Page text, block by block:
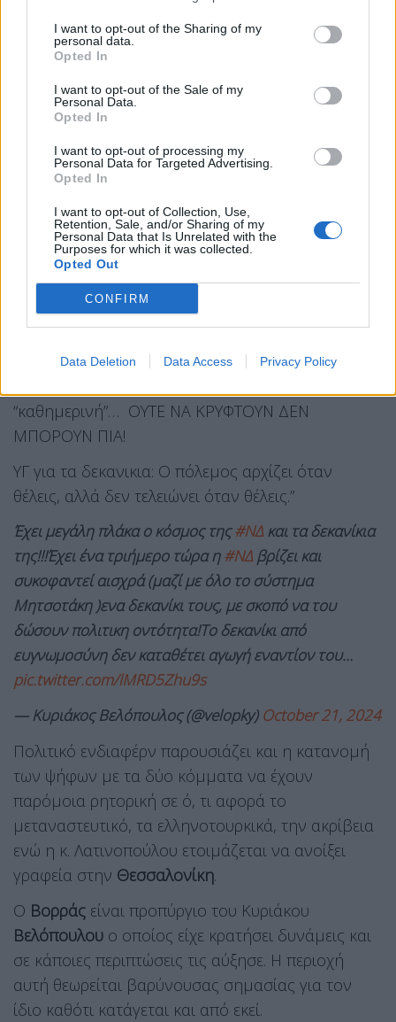
I want to opt-out of the Sharing of my
personal data.
Opted In
I want to opt-out of the Sale of my
Personal Data.
Opted In
I want to opt-out of processing my
Personal Data for Targeted Advertising.
Opted In
I want to opt-out of Collection, Use,
Retention, Sale, and/or Sharing of my
Personal Data that Is Unrelated with the
Purposes for which it was collected.
Opted Out
CONFIRM
Data Deletion Data Access Privacy Policy
“Έχει μεγάλη πλάκα ο κόσμος της #ΝΔ και τα
βρίζει και συκοφαντεί αισχρά (μαζί με όλο το
σύστημα Μητσοτάκη )ενα δεκανίκι τους, με σκοπό
να του δώσουν πολιτικη οντότητα! Το δεκανίκι
από ευγνωμοσύνη δεν καταθέτει αγωγή εναντίον
του ευεργετη-υβριστη(πως να το κανει) αλλα
καταθέτει αγωγή για γέλια, έναντιον της ΕΛ, που
έχει κηρύξει ανένδοτο στον Μητσοτακισμό εδώ
και μήνες. Παρεμπιπτόντως ολα τα ελεγχομενα
μμε απο την #νδ κάνουν σημαια την αγωγη του
δεκανικιου !!!
Το κερασάκι ; Ταυτοχρονα ειδικο αφιέρωμα στο
“καθημερινή”… ΟΥΤΕ ΝΑ ΚΡΥΦΤΟΥΝ ΔΕΝ
ΜΠΟΡΟΥΝ ΠΙΑ!
ΥΓ για τα δεκανικια: Ο πόλεμος αρχίζει όταν
θέλεις, αλλά δεν τελειώνει όταν θέλεις.”
Έχει μεγάλη πλάκα ο κόσμος της#ΝΔ και τα δεκανίκια
της!!!Έχει ένα τριήμερο τώρα η#ΝΔ βρίζει και
συκοφαντεί αισχρά (μαζί με όλο το σύστημα
Μητσοτάκη )ενα δεκανίκι τους, με σκοπό να του
δώσουν πολιτικη οντότητα!Το δεκανίκι από
ευγνωμοσύνη δεν καταθέτει αγωγή εναντίον του…
pic.twitter.com/lMRD5Zhu9s
— Κυριάκος Βελόπουλος (@velopky) October 21, 2024
Πολιτικό ενδιαφέρν παρουσιάζει και η κατανομή
των ψήφων με τα δύο κόμματα να έχουν
παρόμοια ρητορική σε ό, τι αφορά το
μεταναστευτικό, τα ελληνοτουρκικά, την ακρίβεια
ενώ η κ. Λατινοπούλου ετοιμάζεται να ανοίξει
γραφεία στην Θεσσαλονίκη.
Ο Βορράς είναι προπύργιο του Κυριάκου
Βελόπουλου ο οποίος είχε κρατήσει δυνάμεις και
σε κάποιες περιπτώσεις τις αύξησε. Η περιοχή
αυτή θεωρείται βαρύνουσας σημασίας για τον
ίδιο καθότι κατάγεται και από εκεί.